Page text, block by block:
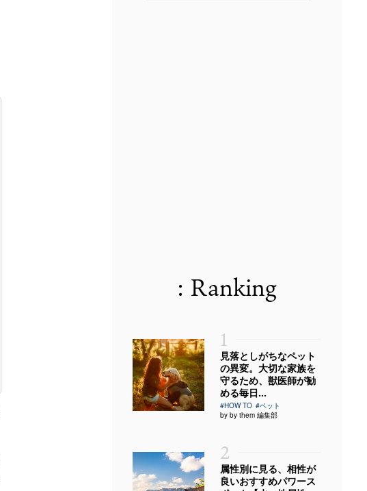
: Ranking
1
見落としがちなペット
の異変。大切な家族を
守るため、獣医師が勧
める毎日...
#HOW TO #ペット
by by them 編集部
2
属性別に見る、相性が
良いおすすめパワース